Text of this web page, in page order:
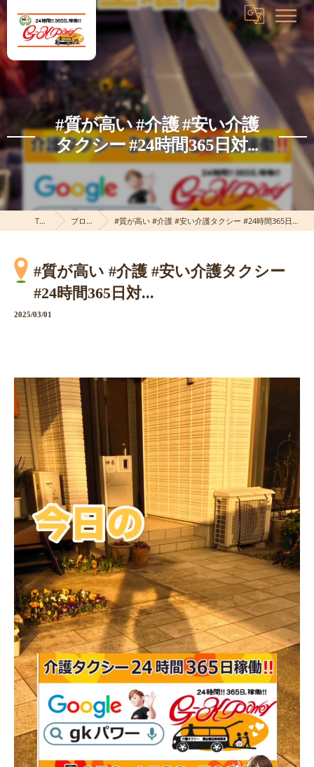
#質が高い #介護 #安い介護
タクシー #24時間365日対...
TOP ブログ #質が高い #介護 #安い介護タクシー #24時間365日対...
#質が高い #介護 #安い介護タクシー
#24時間365日対...
2025/03/01